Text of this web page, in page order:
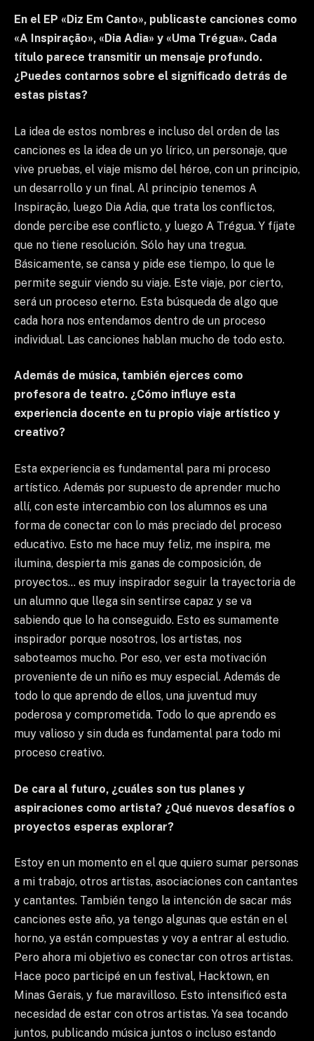
En el EP «Diz Em Canto», publicaste canciones como
«A Inspiração», «Dia Adia» y «Uma Trégua». Cada
título parece transmitir un mensaje profundo.
¿Puedes contarnos sobre el significado detrás de
estas pistas?
La idea de estos nombres e incluso del orden de las
canciones es la idea de un yo lírico, un personaje, que
vive pruebas, el viaje mismo del héroe, con un principio,
un desarrollo y un final. Al principio tenemos A
Inspiração, luego Dia Adia, que trata los conflictos,
donde percibe ese conflicto, y luego A Trégua. Y fíjate
que no tiene resolución. Sólo hay una tregua.
Básicamente, se cansa y pide ese tiempo, lo que le
permite seguir viendo su viaje. Este viaje, por cierto,
será un proceso eterno. Esta búsqueda de algo que
cada hora nos entendamos dentro de un proceso
individual. Las canciones hablan mucho de todo esto.
Además de música, también ejerces como
profesora de teatro. ¿Cómo influye esta
experiencia docente en tu propio viaje artístico y
creativo?
Esta experiencia es fundamental para mi proceso
artístico. Además por supuesto de aprender mucho
allí, con este intercambio con los alumnos es una
forma de conectar con lo más preciado del proceso
educativo. Esto me hace muy feliz, me inspira, me
ilumina, despierta mis ganas de composición, de
proyectos… es muy inspirador seguir la trayectoria de
un alumno que llega sin sentirse capaz y se va
sabiendo que lo ha conseguido. Esto es sumamente
inspirador porque nosotros, los artistas, nos
saboteamos mucho. Por eso, ver esta motivación
proveniente de un niño es muy especial. Además de
todo lo que aprendo de ellos, una juventud muy
poderosa y comprometida. Todo lo que aprendo es
muy valioso y sin duda es fundamental para todo mi
proceso creativo.
De cara al futuro, ¿cuáles son tus planes y
aspiraciones como artista? ¿Qué nuevos desafíos o
proyectos esperas explorar?
Estoy en un momento en el que quiero sumar personas
a mi trabajo, otros artistas, asociaciones con cantantes
y cantantes. También tengo la intención de sacar más
canciones este año, ya tengo algunas que están en el
horno, ya están compuestas y voy a entrar al estudio.
Pero ahora mi objetivo es conectar con otros artistas.
Hace poco participé en un festival, Hacktown, en
Minas Gerais, y fue maravilloso. Esto intensificó esta
necesidad de estar con otros artistas. Ya sea tocando
juntos, publicando música juntos o incluso estando